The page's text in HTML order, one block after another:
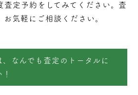
査定予約をしてみてください。査
お気軽にご相談ください。
なんでも査定のトータルに